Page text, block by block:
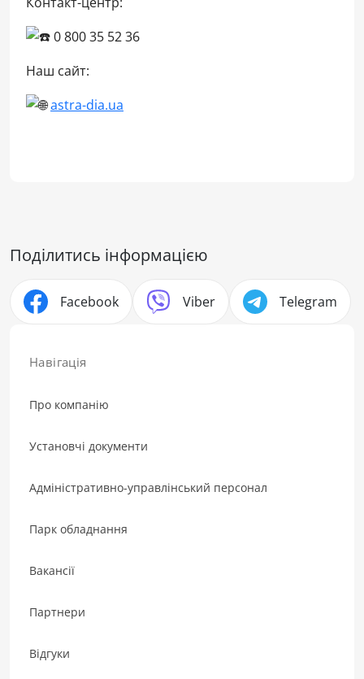
Навігація
Про компанію
Установчі документи
Адміністративно-управлінський персонал
Парк обладнання
Вакансії
Партнери
Відгуки
0 800 35 52 36
Наш сайт:
astra-dia.ua
Поділитись інформацією
Facebook Viber Telegram